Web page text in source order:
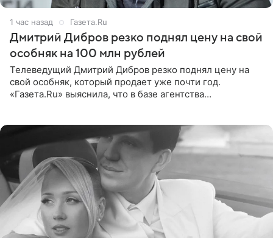
1 час назад Газета.Ru
Дмитрий Дибров резко поднял цену на свой
особняк на 100 млн рублей
Телеведущий Дмитрий Дибров резко поднял цену на
свой особняк, который продает уже почти год.
«Газета.Ru» выяснила, что в базе агентства